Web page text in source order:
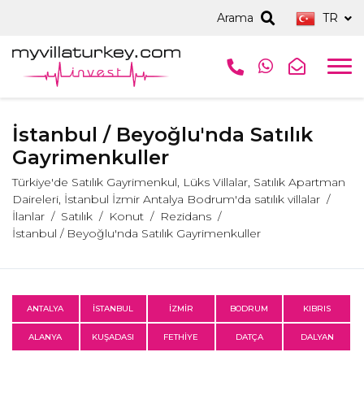
Arama TR
İstanbul / Beyoğlu'nda Satılık
Gayrimenkuller
Türkiye'de Satılık Gayrimenkul, Lüks Villalar, Satılık Apartman
Daireleri, İstanbul İzmir Antalya Bodrum'da satılık villalar
İlanlar
Satılık Konut
Rezidans
İstanbul / Beyoğlu'nda Satılık Gayrimenkuller
ANTALYA İSTANBUL İZMİR BODRUM KIBRIS
ALANYA KUŞADASI FETHİYE DATÇA DALYAN